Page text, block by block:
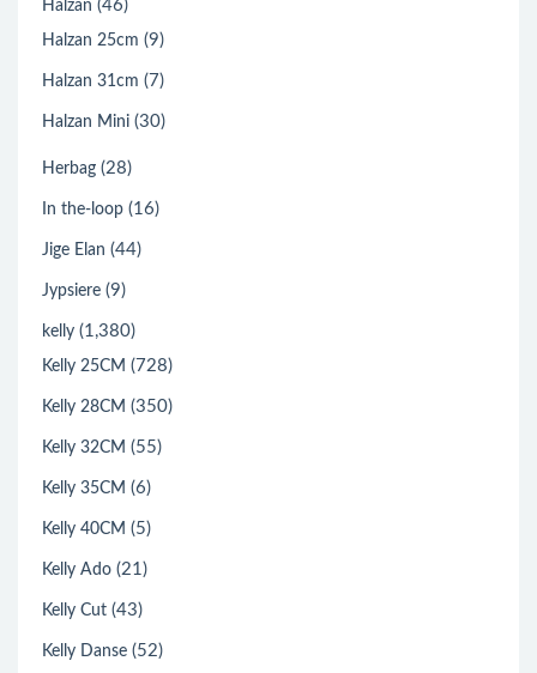
Halzan (46)
Halzan 25cm (9)
Halzan 31cm (7)
Halzan Mini (30)
Herbag (28)
In the-loop (16)
Jige Elan (44)
Jypsiere (9)
kelly (1,380)
Kelly 25CM (728)
Kelly 28CM (350)
Kelly 32CM (55)
Kelly 35CM (6)
Kelly 40CM (5)
Kelly Ado (21)
Kelly Cut (43)
Kelly Danse (52)